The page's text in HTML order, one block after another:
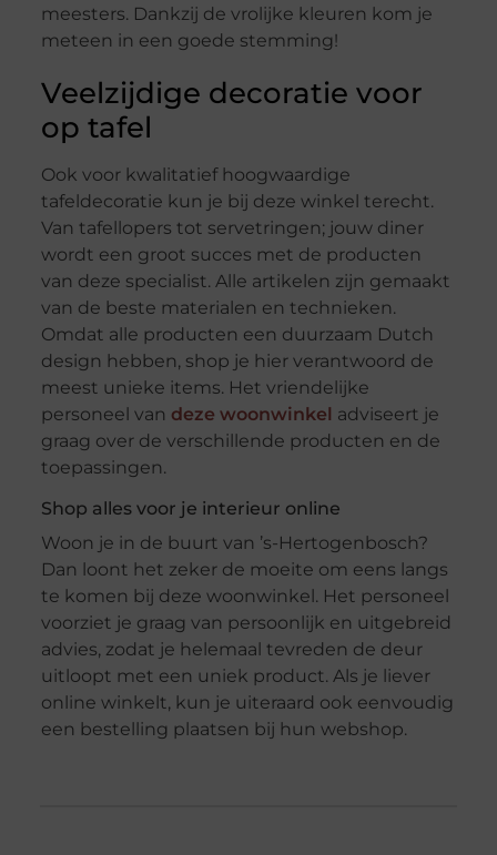
meesters. Dankzij de vrolijke kleuren kom je
meteen in een goede stemming!
Veelzijdige decoratie voor
op tafel
Ook voor kwalitatief hoogwaardige
tafeldecoratie kun je bij deze winkel terecht.
Van tafellopers tot servetringen; jouw diner
wordt een groot succes met de producten
van deze specialist. Alle artikelen zijn gemaakt
van de beste materialen en technieken.
Omdat alle producten een duurzaam Dutch
design hebben, shop je hier verantwoord de
meest unieke items. Het vriendelijke
personeel van deze woonwinkel adviseert je
graag over de verschillende producten en de
toepassingen.
Shop alles voor je interieur online
Woon je in de buurt van ’s-Hertogenbosch?
Dan loont het zeker de moeite om eens langs
te komen bij deze woonwinkel. Het personeel
voorziet je graag van persoonlijk en uitgebreid
advies, zodat je helemaal tevreden de deur
uitloopt met een uniek product. Als je liever
online winkelt, kun je uiteraard ook eenvoudig
een bestelling plaatsen bij hun webshop.